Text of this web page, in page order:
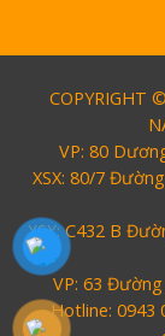
COPYRIGHT
VP: 80
XSX: 80/7
XSX: C432 B
VP: 63 Đường
Hotline: 0943